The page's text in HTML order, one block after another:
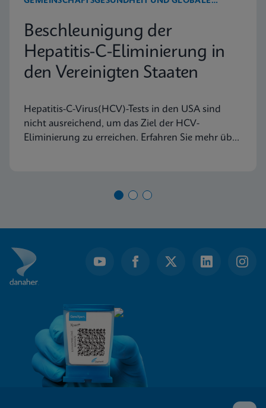
Beschleunigung der
Hepatitis-C-Eliminierung in
den Vereinigten Staaten
Hepatitis-C-Virus(HCV)-Tests in den USA sind
nicht ausreichend, um das Ziel der HCV-
Eliminierung zu erreichen. Erfahren Sie mehr über
uns helfen können, unsere Ziele zu erreichen.